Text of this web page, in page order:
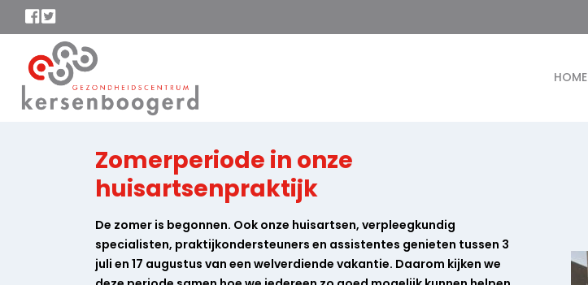
HOME
Zomerperiode in onze
huisartsenpraktijk
De zomer is begonnen. Ook onze huisartsen, verpleegkundig
specialisten, praktijkondersteuners en assistentes genieten tussen 3
juli en 17 augustus van een welverdiende vakantie. Daarom kijken we